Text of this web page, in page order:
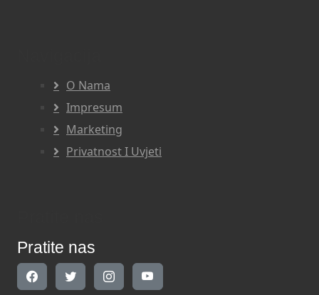
O Nama
Impresum
Marketing
Privatnost I Uvjeti
Pratite nas